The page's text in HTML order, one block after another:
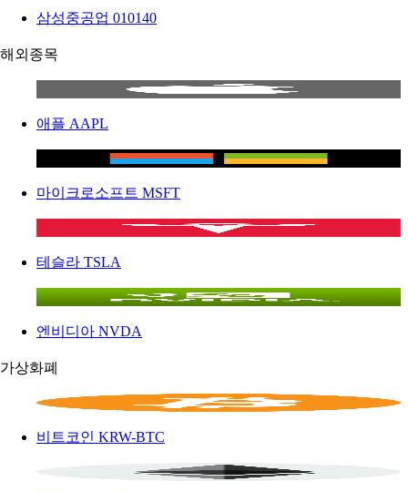
삼성중공업 010140
해외종목
애플 AAPL
마이크로소프트 MSFT
테슬라 TSLA
엔비디아 NVDA
가상화폐
비트코인 KRW-BTC